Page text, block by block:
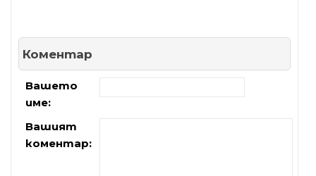
Коментар
Вашето
име:
Вашият
коментар: